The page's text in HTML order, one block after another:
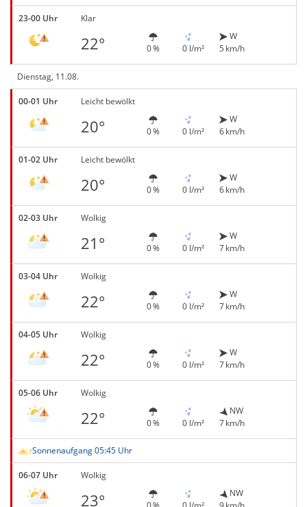
23-00 Uhr Klar
22° 0 % 0 l/m²
W
5 km/h
Dienstag, 11.08.
00-01 Uhr Leicht bewölkt
20° 0 % 0 l/m²
W
6 km/h
01-02 Uhr Leicht bewölkt
20° 0 % 0 l/m²
W
6 km/h
02-03 Uhr Wolkig
21° 0 % 0 l/m²
W
7 km/h
03-04 Uhr Wolkig
22° 0 % 0 l/m²
W
7 km/h
04-05 Uhr Wolkig
22° 0 % 0 l/m²
W
7 km/h
05-06 Uhr Wolkig
22° 0 % 0 l/m²
NW
7 km/h
Sonnenaufgang 05:45 Uhr
06-07 Uhr Wolkig
23°
NW